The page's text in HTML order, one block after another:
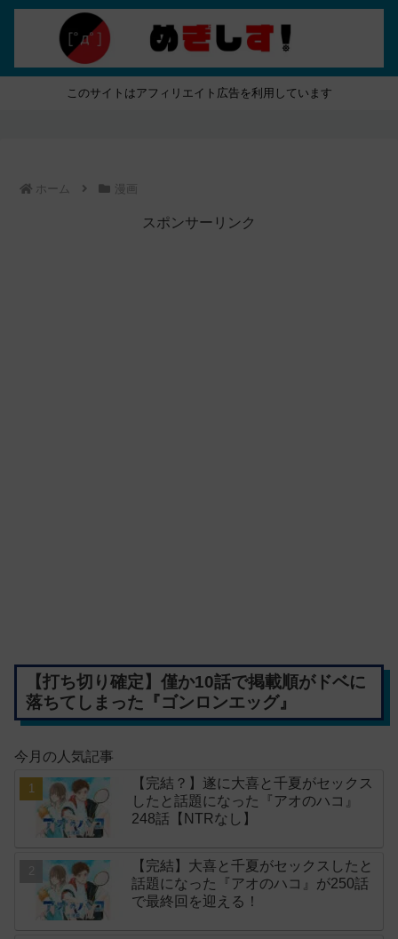
このサイトはアフィリエイト広告を利用しています
ホーム 漫画
スポンサーリンク
【打ち切り確定】僅か10話で掲載順がドベに
落ちてしまった『ゴンロンエッグ』
今月の人気記事
【完結？】遂に大喜と千夏がセックス
したと話題になった『アオのハコ』
248話【NTRなし】
【完結】大喜と千夏がセックスしたと
話題になった『アオのハコ』が250話
で最終回を迎える！